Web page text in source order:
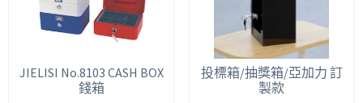
JIELISI No.8103 CASH BOX
錢箱
投標箱/抽獎箱/亞加力 訂
製款